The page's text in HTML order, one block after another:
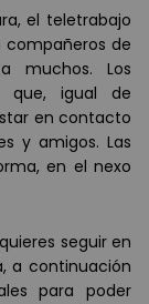
el teletrabajo
de
muchos. Los
que, igual de
en contacto
y amigos. Las
en el nexo
seguir en
a continuación
para poder